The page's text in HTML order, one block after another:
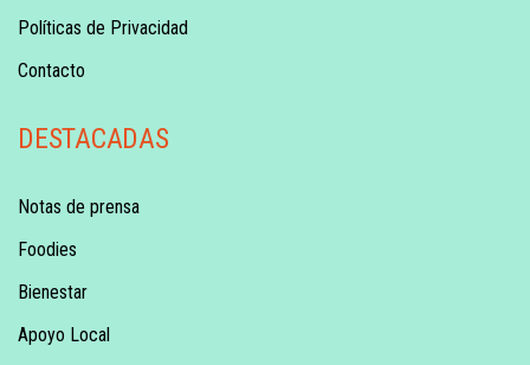
Políticas de Privacidad
Contacto
DESTACADAS
Notas de prensa
Foodies
Bienestar
Apoyo Local